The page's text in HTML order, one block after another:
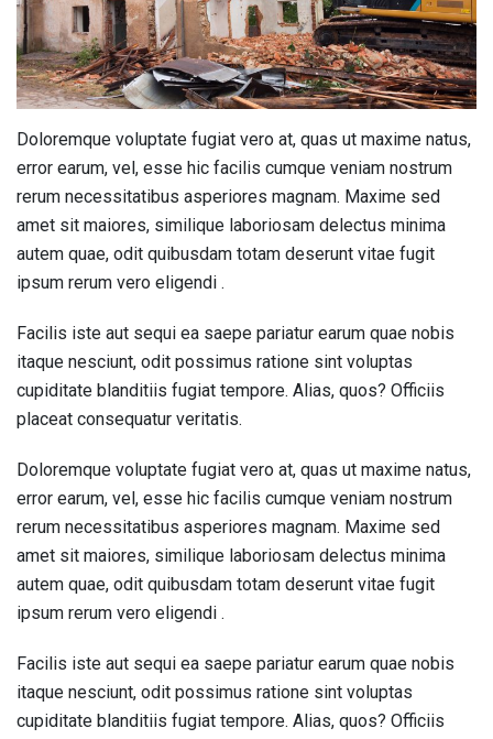
Doloremque voluptate fugiat vero at, quas ut maxime natus,
error earum, vel, esse hic facilis cumque veniam nostrum
rerum necessitatibus asperiores magnam. Maxime sed
amet sit maiores, similique laboriosam delectus minima
autem quae, odit quibusdam totam deserunt vitae fugit
ipsum rerum vero eligendi .
Facilis iste aut sequi ea saepe pariatur earum quae nobis
itaque nesciunt, odit possimus ratione sint voluptas
cupiditate blanditiis fugiat tempore. Alias, quos? Officiis
placeat consequatur veritatis.
Doloremque voluptate fugiat vero at, quas ut maxime natus,
error earum, vel, esse hic facilis cumque veniam nostrum
rerum necessitatibus asperiores magnam. Maxime sed
amet sit maiores, similique laboriosam delectus minima
autem quae, odit quibusdam totam deserunt vitae fugit
ipsum rerum vero eligendi .
Facilis iste aut sequi ea saepe pariatur earum quae nobis
itaque nesciunt, odit possimus ratione sint voluptas
cupiditate blanditiis fugiat tempore. Alias, quos? Officiis